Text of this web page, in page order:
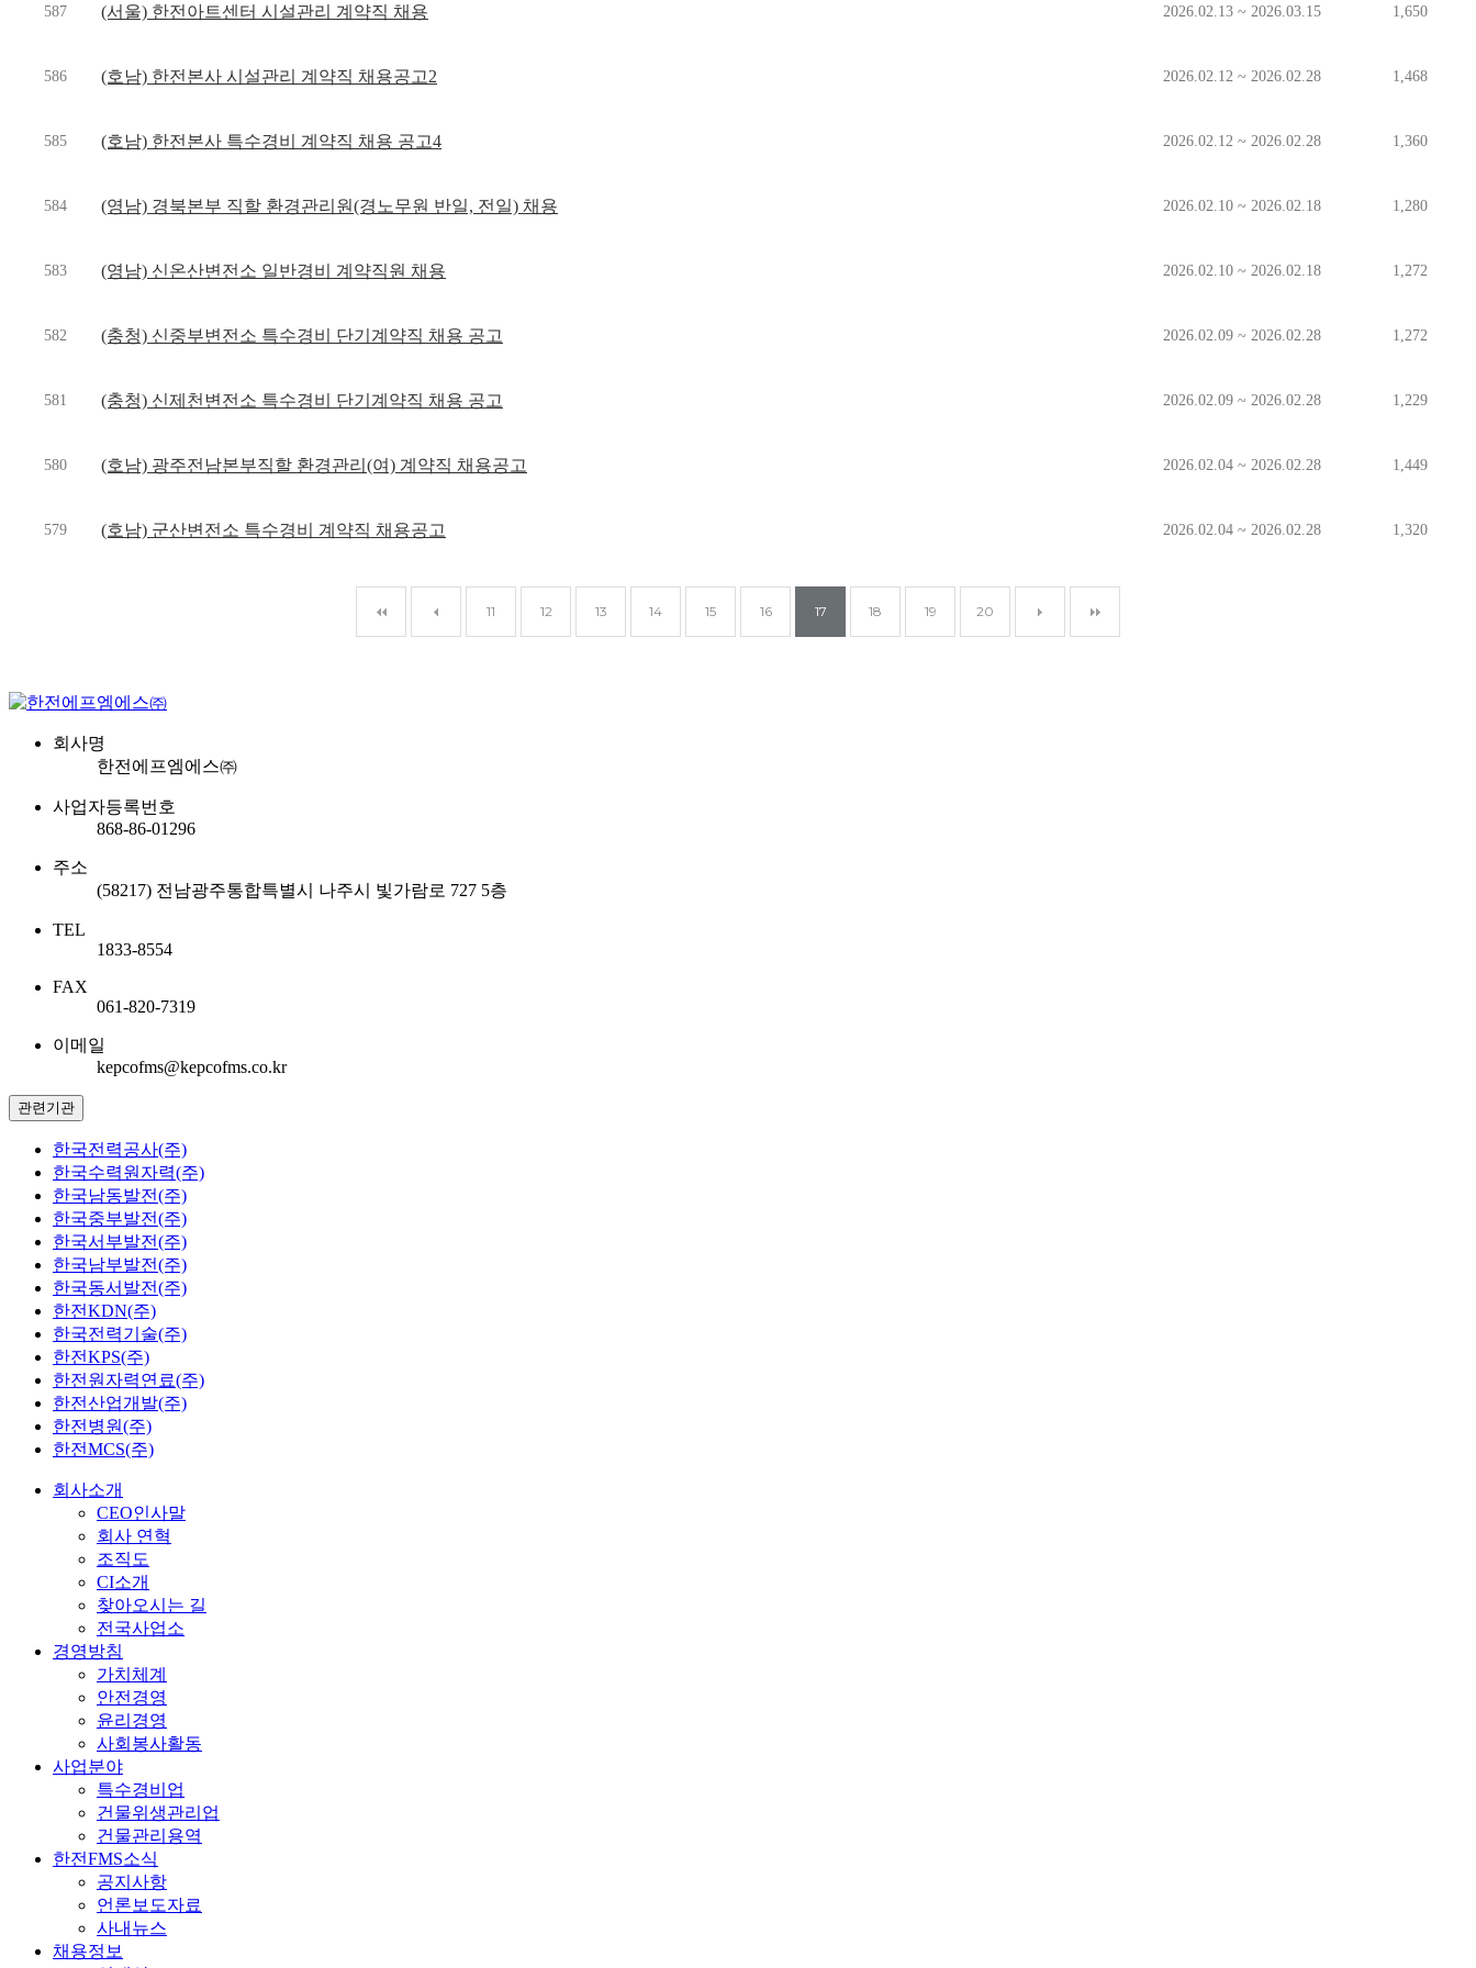
587 (서울) 한전아트센터 시설관리 계약직 채용 2026.02.13 ~ 2026.03.15 1,650
586 (호남) 한전본사 시설관리 계약직 채용공고2 2026.02.12 ~ 2026.02.28 1,468
585 (호남) 한전본사 특수경비 계약직 채용 공고4 2026.02.12 ~ 2026.02.28 1,360
584 (영남) 경북본부 직할 환경관리원(경노무원 반일, 전일) 채용 2026.02.10 ~ 2026.02.18 1,280
583 (영남) 신온산변전소 일반경비 계약직원 채용 2026.02.10 ~ 2026.02.18 1,272
582 (충청) 신중부변전소 특수경비 단기계약직 채용 공고 2026.02.09 ~ 2026.02.28 1,272
581 (충청) 신제천변전소 특수경비 단기계약직 채용 공고 2026.02.09 ~ 2026.02.28 1,229
580 (호남) 광주전남본부직할 환경관리(여) 계약직 채용공고 2026.02.04 ~ 2026.02.28 1,449
579 (호남) 군산변전소 특수경비 계약직 채용공고 2026.02.04 ~ 2026.02.28 1,320
11페이지 12페이지 13페이지 14페이지 15페이지 16페이지
열
린
17
페
이
18페이지 19페이지 20페이지
회사명
한전에프엠에스㈜
사업자등록번호
868-86-01296
주소
(58217) 전남광주통합특별시 나주시 빛가람로 727 5층
TEL
1833-8554
FAX
061-820-7319
이메일
kepcofms@kepcofms.co.kr
관련기관
한국전력공사(주)
한국수력원자력(주)
한국남동발전(주)
한국중부발전(주)
한국서부발전(주)
한국남부발전(주)
한국동서발전(주)
한전KDN(주)
한국전력기술(주)
한전KPS(주)
한전원자력연료(주)
한전산업개발(주)
한전병원(주)
한전MCS(주)
회사소개
CEO인사말
회사 연혁
조직도
CI소개
찾아오시는 길
전국사업소
경영방침
가치체계
안전경영
윤리경영
사회봉사활동
사업분야
특수경비업
건물위생관리업
건물관리용역
한전FMS소식
공지사항
언론보도자료
사내뉴스
채용정보